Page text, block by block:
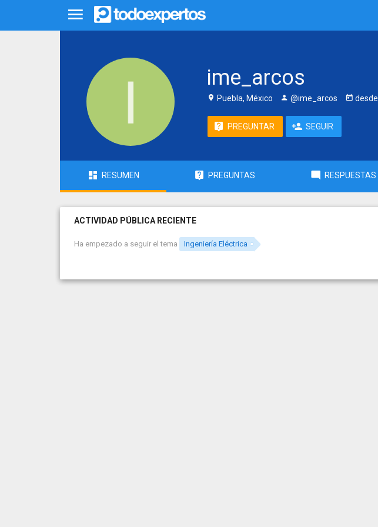
ime_arcos
Puebla, México @ime_arcos desde
PREGUNTAR SEGUIR
RESUMEN PREGUNTAS RESPUESTAS
ACTIVIDAD PÚBLICA RECIENTE
Ha empezado a seguir el tema Ingeniería Eléctrica